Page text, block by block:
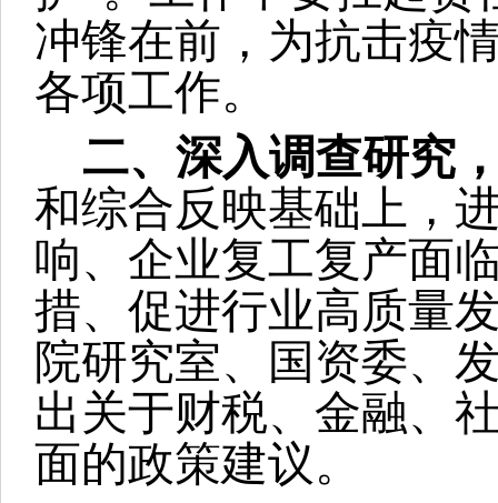
冲锋在前，为抗击疫
各项工作。
二、深入调查研究
和综合反映基础上，
响、企业复工复产面
措、促进行业高质量
院研究室、国资委、
出关于财税、金融、
面的政策建议。